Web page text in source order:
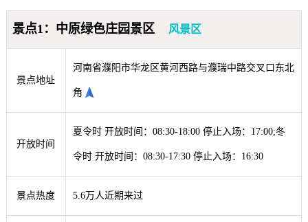
经销商
景点1：中原绿色庄园景区 风景区
景点地址
河南省濮阳市华龙区黄河西路与濮瑞中路交叉口东北
角
开放时间
夏令时 开放时间：08:30-18:00 停止入场：17:00;冬
令时 开放时间：08:30-17:30 停止入场：16:30
景点热度 5.6万人近期来过